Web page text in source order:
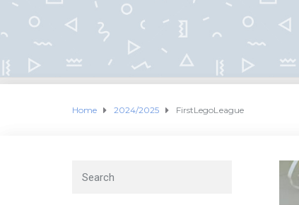
Home 2024/2025 FirstLegoLeague